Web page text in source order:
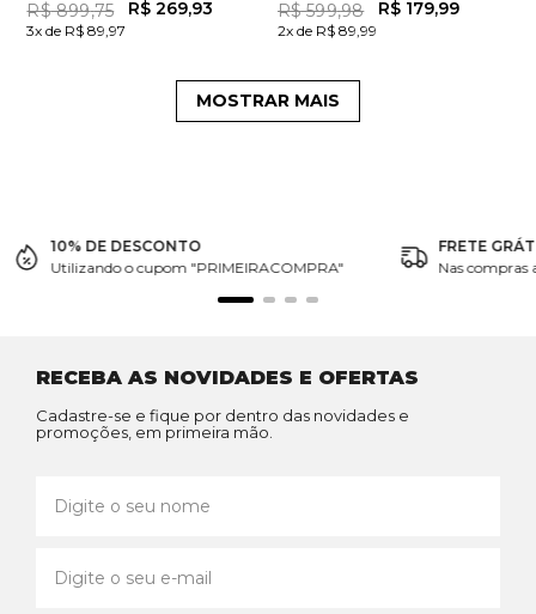
R$ 899,75 R$ 269,93
3x de R$ 89,97
R$ 599,98 R$ 179,99
2x de R$ 89,99
MOSTRAR MAIS
10% DE DESCONTO
Utilizando o cupom "PRIMEIRACOMPRA"
FRETE
Nas compras
RECEBA AS NOVIDADES E OFERTAS
Cadastre-se e fique por dentro das novidades e
promoções, em primeira mão.